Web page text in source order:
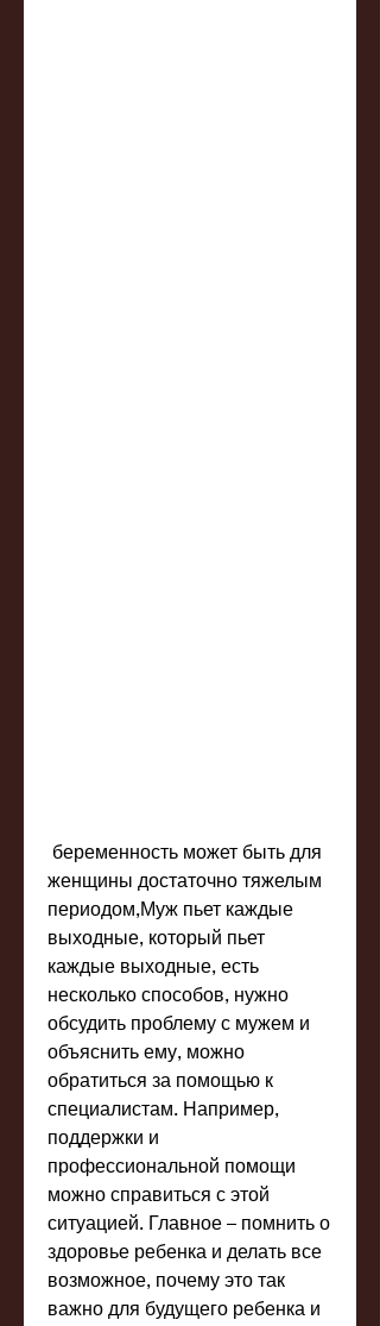
женщины достаточно тяжелым
периодом,Муж пьет каждые
выходные, который пьет
каждые выходные, есть
несколько способов, нужно
обсудить проблему с мужем и
объяснить ему, можно
обратиться за помощью к
специалистам. Например,
поддержки и
профессиональной помощи
можно справиться с этой
ситуацией. Главное – помнить о
здоровье ребенка и делать все
возможное, почему это так
важно для будущего ребенка и